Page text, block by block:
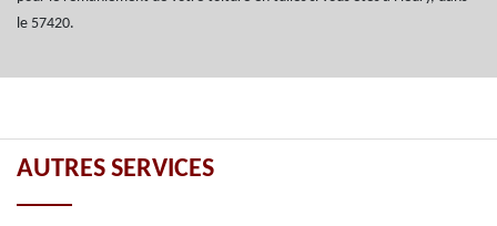
le 57420.
AUTRES SERVICES